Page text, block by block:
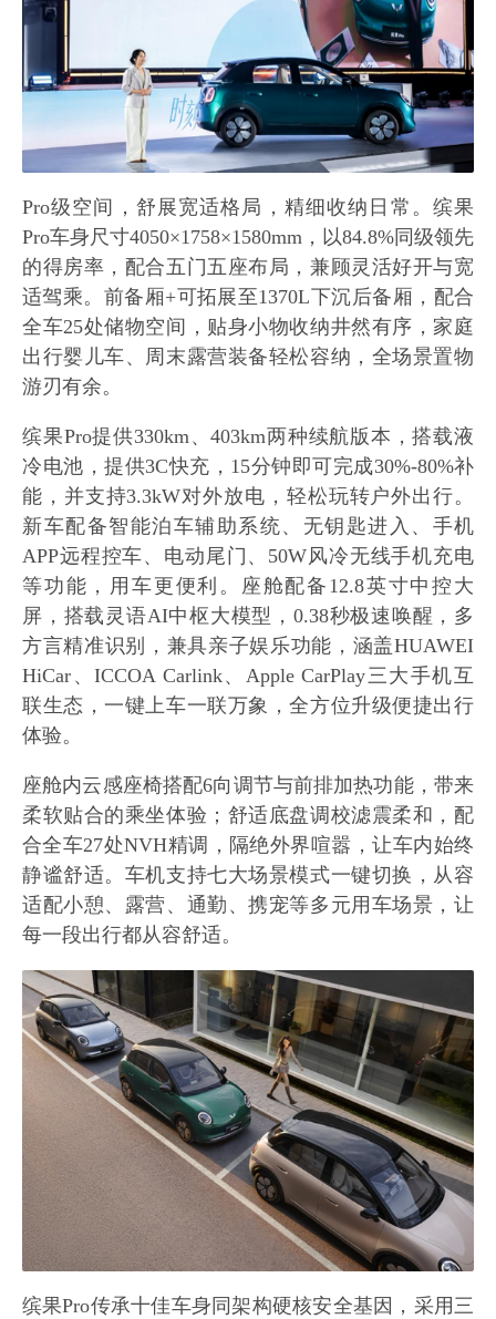
Pro级空间，舒展宽适格局，精细收纳日常。缤果
Pro车身尺寸4050×1758×1580mm，以84.8%同级领先
的得房率，配合五门五座布局，兼顾灵活好开与宽
适驾乘。前备厢+可拓展至1370L下沉后备厢，配合
全车25处储物空间，贴身小物收纳井然有序，家庭
出行婴儿车、周末露营装备轻松容纳，全场景置物
游刃有余。
缤果Pro提供330km、403km两种续航版本，搭载液
冷电池，提供3C快充，15分钟即可完成30%-80%补
能，并支持3.3kW对外放电，轻松玩转户外出行。
新车配备智能泊车辅助系统、无钥匙进入、手机
APP远程控车、电动尾门、50W风冷无线手机充电
等功能，用车更便利。座舱配备12.8英寸中控大
屏，搭载灵语AI中枢大模型，0.38秒极速唤醒，多
方言精准识别，兼具亲子娱乐功能，涵盖HUAWEI
HiCar、ICCOA Carlink、Apple CarPlay三大手机互
联生态，一键上车一联万象，全方位升级便捷出行
体验。
座舱内云感座椅搭配6向调节与前排加热功能，带来
柔软贴合的乘坐体验；舒适底盘调校滤震柔和，配
合全车27处NVH精调，隔绝外界喧嚣，让车内始终
静谧舒适。车机支持七大场景模式一键切换，从容
适配小憩、露营、通勤、携宠等多元用车场景，让
每一段出行都从容舒适。
缤果Pro传承十佳车身同架构硬核安全基因，采用三